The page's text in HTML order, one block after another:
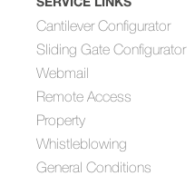
Cantilever Configurator
Sliding Gate Configurator
Webmail
Remote Access
Property
Whistleblowing
General Conditions